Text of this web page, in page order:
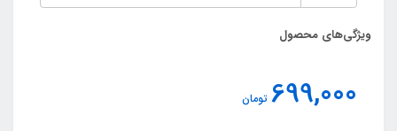
ویژگی‌های محصول
699,000 تومان